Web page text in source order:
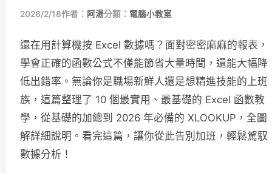
2026/2/18作者： 阿湯分類： 電腦小教室
還在用計算機按 Excel 數據嗎？面對密密麻麻的報表，
學會正確的函數公式不僅能節省大量時間，還能大幅降
低出錯率。無論你是職場新鮮人還是想精進技能的上班
族，這篇整理了 10 個最實用、最基礎的 Excel 函數教
學，從基礎的加總到 2026 年必備的 XLOOKUP，全圖
解詳細說明。看完這篇，讓你從此告別加班，輕鬆駕馭
數據分析！